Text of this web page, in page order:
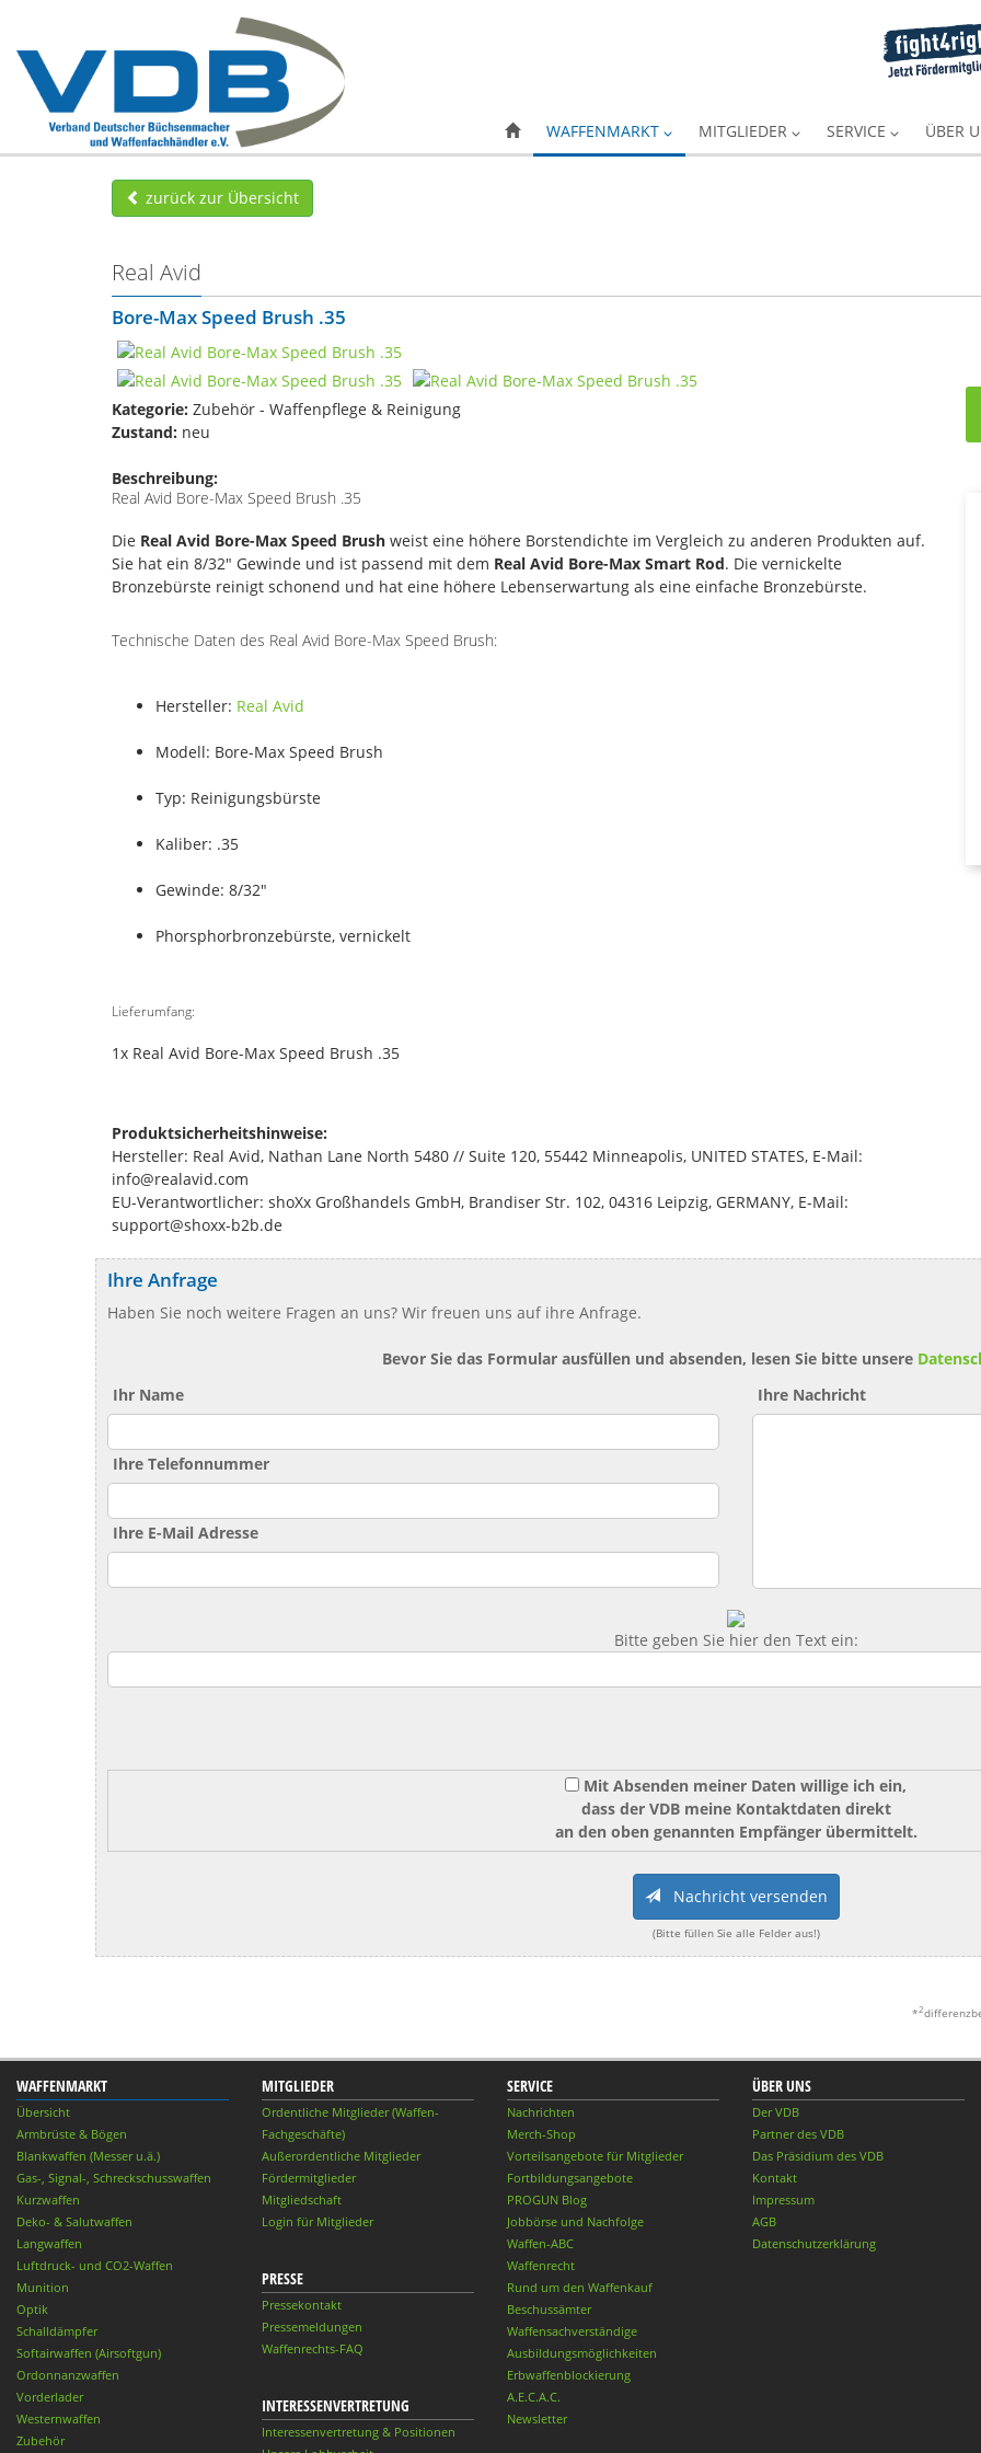
WAFFENMARKT MITGLIEDER SERVICE ÜBER
zurück zur Übersicht
Real Avid
Bore-Max Speed Brush .35
Kategorie: Zubehör - Waffenpflege & Reinigung
Zustand: neu
Beschreibung:
Real Avid Bore-Max Speed Brush .35
Die Real Avid Bore-Max Speed Brush weist eine höhere Borstendichte im Vergleich zu anderen Produkten auf.
Sie hat ein 8/32" Gewinde und ist passend mit dem Real Avid Bore-Max Smart Rod. Die vernickelte
Bronzebürste reinigt schonend und hat eine höhere Lebenserwartung als eine einfache Bronzebürste.
Technische Daten des Real Avid Bore-Max Speed Brush:
Hersteller: Real Avid
Modell: Bore-Max Speed Brush
Typ: Reinigungsbürste
Kaliber: .35
Gewinde: 8/32"
Phorsphorbronzebürste, vernickelt
Lieferumfang:
1x Real Avid Bore-Max Speed Brush .35
Produktsicherheitshinweise:
Hersteller: Real Avid, Nathan Lane North 5480 // Suite 120, 55442 Minneapolis, UNITED STATES, E-Mail:
info@realavid.com
EU-Verantwortlicher: shoXx Großhandels GmbH, Brandiser Str. 102, 04316 Leipzig, GERMANY, E-Mail:
support@shoxx-b2b.de
Ihre Anfrage
Haben Sie noch weitere Fragen an uns? Wir freuen uns auf ihre Anfrage.
Bevor Sie das Formular ausfüllen und absenden, lesen Sie bitte unsere
Ihr Name
Ihre Telefonnummer
Ihre E-Mail Adresse
Ihre Nachricht
Bitte geben Sie hier den Text ein:
Mit Absenden meiner Daten willige ich ein,
dass der VDB meine Kontaktdaten direkt
an den oben genannten Empfänger übermittelt.
Nachricht versenden
(Bitte füllen Sie alle Felder aus!)
*2
WAFFENMARKT
Übersicht
Armbrüste & Bögen
Blankwaffen (Messer u.ä.)
Gas-, Signal-, Schreckschusswaffen
Kurzwaffen
Deko- & Salutwaffen
Langwaffen
Luftdruck- und CO2-Waffen
Munition
Optik
Schalldämpfer
Softairwaffen (Airsoftgun)
Ordonnanzwaffen
Vorderlader
Westernwaffen
Zubehör
MITGLIEDER
Ordentliche Mitglieder (Waffen-
Fachgeschäfte)
Außerordentliche Mitglieder
Fördermitglieder
Mitgliedschaft
Login für Mitglieder
PRESSE
Pressekontakt
Pressemeldungen
Waffenrechts-FAQ
INTERESSENVERTRETUNG
Interessenvertretung & Positionen
SERVICE
Nachrichten
Merch-Shop
Vorteilsangebote für Mitglieder
Fortbildungsangebote
PROGUN Blog
Jobbörse und Nachfolge
Waffen-ABC
Waffenrecht
Rund um den Waffenkauf
Beschussämter
Waffensachverständige
Ausbildungsmöglichkeiten
Erbwaffenblockierung
A.E.C.A.C.
Newsletter
ÜBER UNS
Der VDB
Partner des VDB
Das Präsidium des VDB
Kontakt
Impressum
AGB
Datenschutzerklärung